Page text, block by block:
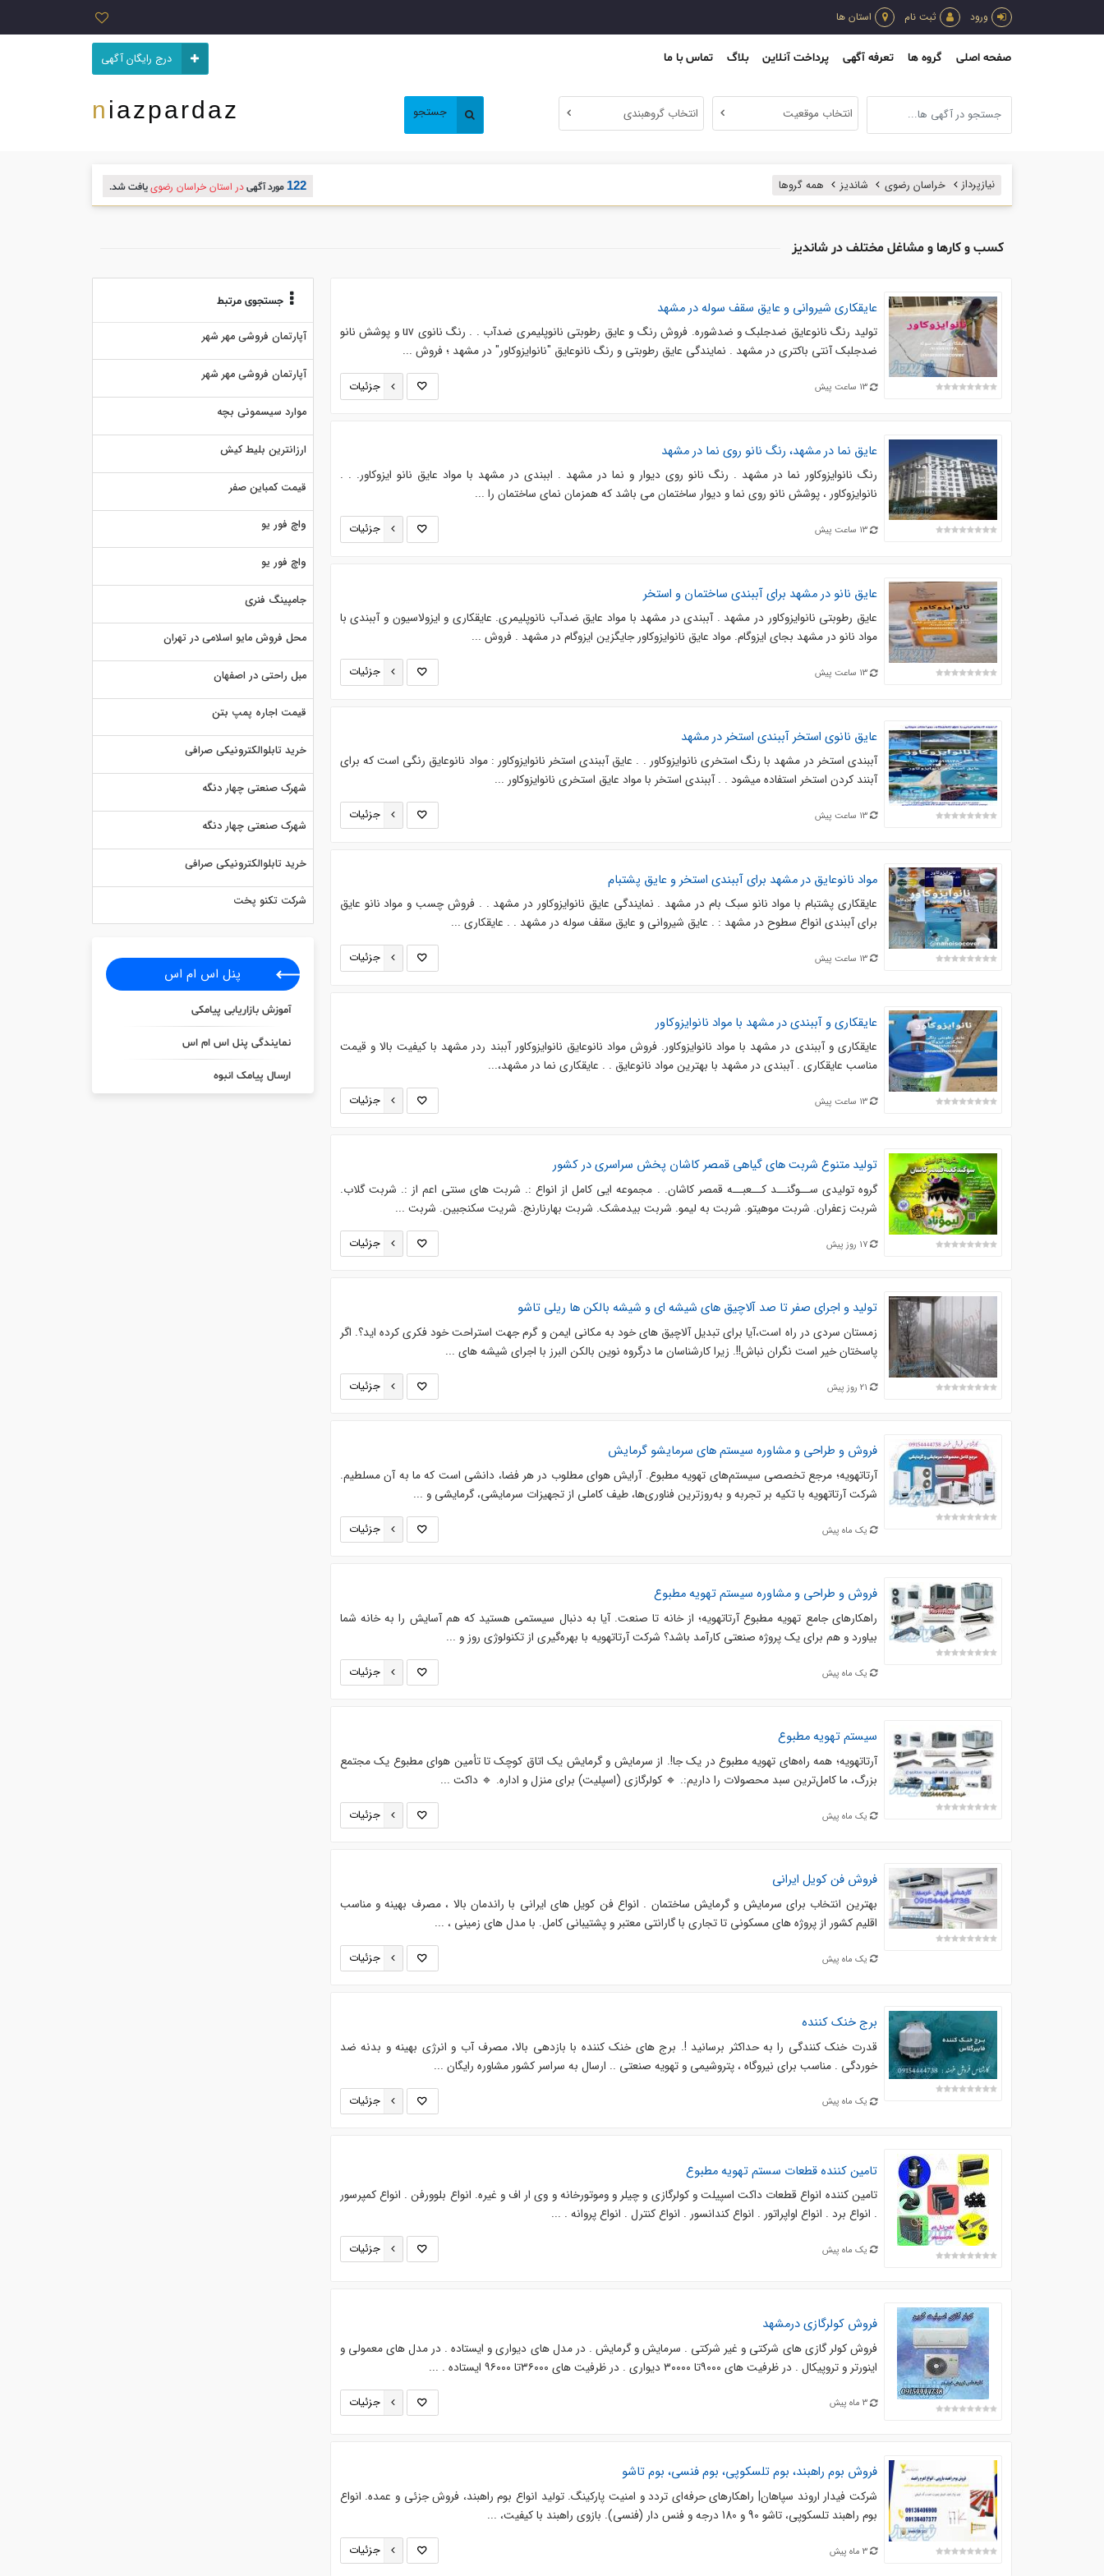
ورود ثبت نام استان ها
درج رایگان آگهی صفحه اصلی گروه ها تعرفه آگهی پرداخت آنلاین بلاگ تماس با ما
انتخاب موقعیت انتخاب گروهبندی جستجو niazpardaz
نیازپرداز خراسان رضوی شاندیز همه گروها 122 مورد آگهیدر استان خراسان رضوییافت شد.
کسب و کارها و مشاغل مختلف در شاندیز
عایقکاری شیروانی و عایق سقف سوله در مشهد
تولید رنگ نانوعایق ضدجلبک و ضدشوره. فروش رنگ و عایق رطوبتی نانوپلیمری ضدآب . . رنگ نانوی uv و پوشش نانو
ضدجلبک آنتی باکتری در مشهد . نمایندگی عایق رطوبتی و رنگ نانوعایق "نانوایزوکاور" در مشهد ؛ فروش ...
13 ساعت پیش جزئیات
عایق نما در مشهد، رنگ نانو روی نما در مشهد
رنگ نانوایزوکاور نما در مشهد . رنگ نانو روی دیوار و نما در مشهد . اببندی در مشهد با مواد عایق نانو ایزوکاور. . .
نانوایزوکاور ، پوشش نانو روی نما و دیوار ساختمان می باشد که همزمان نمای ساختمان را ...
13 ساعت پیش جزئیات
عایق نانو در مشهد برای آببندی ساختمان و استخر
عایق رطوبتی نانوایزوکاور در مشهد . آببندی در مشهد با مواد عایق ضدآب نانوپلیمری. عایقکاری و ایزولاسیون و آببندی با
مواد نانو در مشهد بجای ایزوگام. مواد عایق نانوایزوکاور جایگزین ایزوگام در مشهد . فروش ...
13 ساعت پیش جزئیات
عایق نانوی استخر آببندی استخر در مشهد
آببندی استخر در مشهد با رنگ استخری نانوایزوکاور . . عایق آببندی استخر نانوایزوکاور : مواد نانوعایق رنگی است که برای
آبنند کردن استخر استفاده میشود . . آببندی استخر با مواد عایق استخری نانوایزوکاور ...
13 ساعت پیش جزئیات
مواد نانوعایق در مشهد برای آببندی استخر و عایق پشتبام
عایقکاری پشتبام با مواد نانو سبک بام در مشهد . نمایندگی عایق نانوایزوکاور در مشهد . . فروش چسب و مواد نانو عایق
برای آببندی انواع سطوح در مشهد : . عایق شیروانی و عایق سقف سوله در مشهد . . عایقکاری ...
13 ساعت پیش جزئیات
عایقکاری و آببندی در مشهد با مواد نانوایزوکاور
عایقکاری و آببندی در مشهد با مواد نانوایزوکاور. فروش مواد نانوعایق نانوایزوکاور آببند ردر مشهد با کیفیت بالا و قیمت
مناسب عایقکاری . آببندی در مشهد با بهترین مواد نانوعایق . . عایقکاری نما در مشهد،...
13 ساعت پیش جزئیات
تولید متنوع شربت های گیاهی قمصر کاشان پخش سراسری در کشور
گروه تولیدی ســوگنــد کــعبــه قمصر کاشان. . مجموعه ایی کامل از انواع :. شربت های سنتی اعم از :. شربت گلاب.
شربت زعفران. شربت موهیتو. شربت به لیمو. شربت بیدمشک. شربت بهارنارنج. شریت سکنجبین. شربت ...
17 روز پیش جزئیات
تولید و اجرای صفر تا صد آلاچیق های شیشه ای و شیشه بالکن ها ریلی تاشو
زمستان سردی در راه است،آیا برای تبدیل آلاچیق های خود به مکانی ایمن و گرم جهت استراحت خود فکری کرده اید؟. اگر
پاسختان خیر است نگران نباش!!. زیرا کارشناسان ما درگروه نوین بالکن البرز با اجرای شیشه های ...
21 روز پیش جزئیات
فروش و طراحی و مشاوره سیستم های سرمایشو گرمایش
آرتاتهویه؛ مرجع تخصصی سیستم‌های تهویه مطبوع. آرایش هوای مطلوب در هر فضا، دانشی است که ما به آن مسلطیم.
شرکت آرتاتهویه با تکیه بر تجربه و به‌روزترین فناوری‌ها، طیف کاملی از تجهیزات سرمایشی، گرمایشی و ...
یک ماه پیش جزئیات
فروش و طراحی و مشاوره سیستم تهویه مطبوع
راهکارهای جامع تهویه مطبوع آرتاتهویه؛ از خانه تا صنعت. آیا به دنبال سیستمی هستید که هم آسایش را به خانه شما
بیاورد و هم برای یک پروژه صنعتی کارآمد باشد؟ شرکت آرتاتهویه با بهره‌گیری از تکنولوژی روز و ...
یک ماه پیش جزئیات
سیستم تهویه مطبوع
آرتاتهویه؛ همه راه‌های تهویه مطبوع در یک جا!. از سرمایش و گرمایش یک اتاق کوچک تا تأمین هوای مطبوع یک مجتمع
بزرگ، ما کامل‌ترین سبد محصولات را داریم:. 🔹 کولرگازی (اسپلیت) برای منزل و اداره. 🔹 داکت ...
یک ماه پیش جزئیات
فروش فن کویل ایرانی
بهترین انتخاب برای سرمایش و گرمایش ساختمان . انواع فن کویل های ایرانی با راندمان بالا ، مصرف بهینه و مناسب
اقلیم کشور از پروژه های مسکونی تا تجاری با گارانتی معتبر و پشتیبانی کامل. با مدل های زمینی ، ...
یک ماه پیش جزئیات
برج خنک کننده
قدرت خنک کنندگی را به حداکثر برسانید !. برج های خنک کننده با بازدهی بالا، مصرف آب و انرژی بهینه و بدنه ضد
خوردگی . مناسب برای نیروگاه ، پتروشیمی و تهویه صنعتی .. ارسال به سراسر کشور مشاوره رایگان ...
یک ماه پیش جزئیات
تامین کننده قطعات سستم تهویه مطبوع
تامین کننده انواع قطعات داکت اسپیلت و کولرگازی و چیلر و وموتورخانه و وی ار اف و غیره. انواع بلوورفن . انواع کمپرسور
. انواع برد . انواع اواپراتور . انواع کندانسور . انواع کنترل . انواع پروانه . ...
یک ماه پیش جزئیات
فروش کولرگازی درمشهد
فروش کولر گازی های شرکتی و غیر شرکتی . سرمایش و گرمایش . در مدل های دیواری و ایستاده . در مدل های معمولی و
اینورتر و تروپیکال . در ظرفیت های ۹۰۰۰تا ۳۰۰۰۰ دیواری . در ظرفیت های ۳۶۰۰۰تا ۹۶۰۰۰ ایستاده . ...
3 ماه پیش جزئیات
فروش بوم راهبند، بوم تلسکوپی، بوم فنسی، بوم تاشو
شرکت فیدار اروند سپاهان| راهکارهای حرفه‌ای تردد و امنیت پارکینگ. تولید انواع بوم راهبند، فروش جزئی و عمده. انواع
بوم راهبند تلسکوپی، تاشو 90 و 180 درجه و فنس دار (فنسی). بازوی راهبند با کیفیت، ...
3 ماه پیش جزئیات
جستجوی مرتبط
آپارتمان فروشی مهر شهر
آپارتمان فروشی مهر شهر
موارد سیسمونی بچه
ارزانترین بلیط کیش
قیمت کمباین صفر
واچ فور یو
واچ فور یو
جامپینگ فنری
محل فروش مایو اسلامی در تهران
مبل راحتی در اصفهان
قیمت اجاره پمپ بتن
خرید تابلوالکترونیکی صرافی
شهرک صنعتی چهار دنگه
شهرک صنعتی چهار دنگه
خرید تابلوالکترونیکی صرافی
شرکت تکنو پخت
پنل اس ام اس
آموزش بازاریابی پیامکی
نمایندگی پنل اس ام اس
ارسال پیامک انبوه